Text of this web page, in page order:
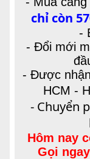
chỉ còn
-
- Đổi mới
- Được
HCM -
- Chuyển
Hôm nay
Gọi